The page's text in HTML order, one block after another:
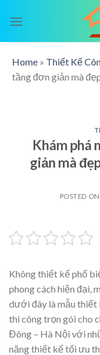
Home » Thiết Kế
tầng đơn giản mà
Khám phá
giản mà
POSTED
Không thiết kế phổ
phong cách hiện đại,
dưới đây là mẫu thiết
thi công trọn gói cho
Đông – Hà Nội với
năng thiết kế tối ưu